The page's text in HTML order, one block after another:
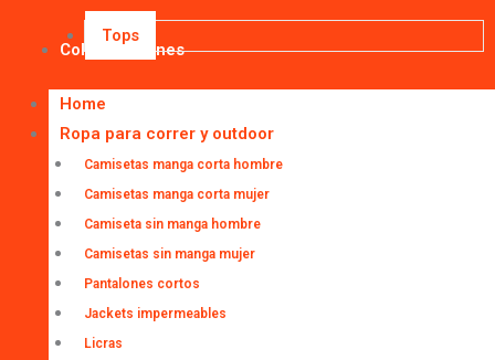
Tops
Colaboraciones
Home
Ropa para correr y outdoor
Camisetas manga corta hombre
Camisetas manga corta mujer
Camiseta sin manga hombre
Camisetas sin manga mujer
Pantalones cortos
Jackets impermeables
Licras